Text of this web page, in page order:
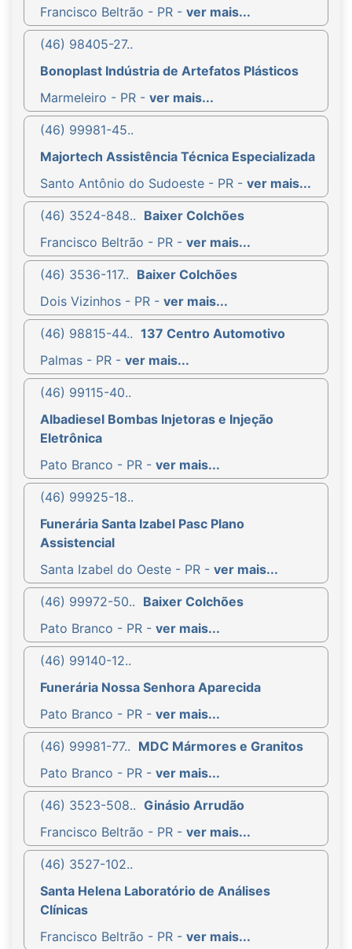
Francisco Beltrão - PR - ver mais...
(46) 98405-27..
Bonoplast Indústria de Artefatos Plásticos
Marmeleiro - PR - ver mais...
(46) 99981-45..
Majortech Assistência Técnica Especializada
Santo Antônio do Sudoeste - PR - ver mais...
(46) 3524-848.. Baixer Colchões
Francisco Beltrão - PR - ver mais...
(46) 3536-117.. Baixer Colchões
Dois Vizinhos - PR - ver mais...
(46) 98815-44.. 137 Centro Automotivo
Palmas - PR - ver mais...
(46) 99115-40..
Albadiesel Bombas Injetoras e Injeção
Eletrônica
Pato Branco - PR - ver mais...
(46) 99925-18..
Funerária Santa Izabel Pasc Plano
Assistencial
Santa Izabel do Oeste - PR - ver mais...
(46) 99972-50.. Baixer Colchões
Pato Branco - PR - ver mais...
(46) 99140-12..
Funerária Nossa Senhora Aparecida
Pato Branco - PR - ver mais...
(46) 99981-77.. MDC Mármores e Granitos
Pato Branco - PR - ver mais...
(46) 3523-508.. Ginásio Arrudão
Francisco Beltrão - PR - ver mais...
(46) 3527-102..
Santa Helena Laboratório de Análises
Clínicas
Francisco Beltrão - PR - ver mais...